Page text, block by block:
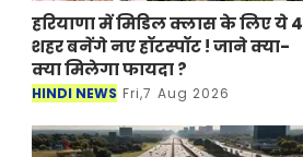
हरियाणा में मिडिल क्लास के लिए ये 4
शहर बनेंगे नए हॉटस्पॉट ! जाने क्या-
क्या मिलेगा फायदा ?
HINDI NEWS Fri,7 Aug 2026